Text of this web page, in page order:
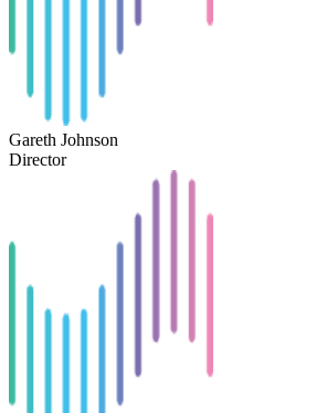
Gareth Johnson
Director